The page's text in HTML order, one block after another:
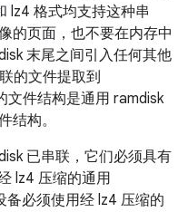
lz4 格式均支持这种串
的页面，也不要在内存中
末尾之间引入任何其他
的文件提取到
文件结构是通用 ramdisk
结构。
已串联，它们必须具有
lz4 压缩的通用
备必须使用经 lz4 压缩的